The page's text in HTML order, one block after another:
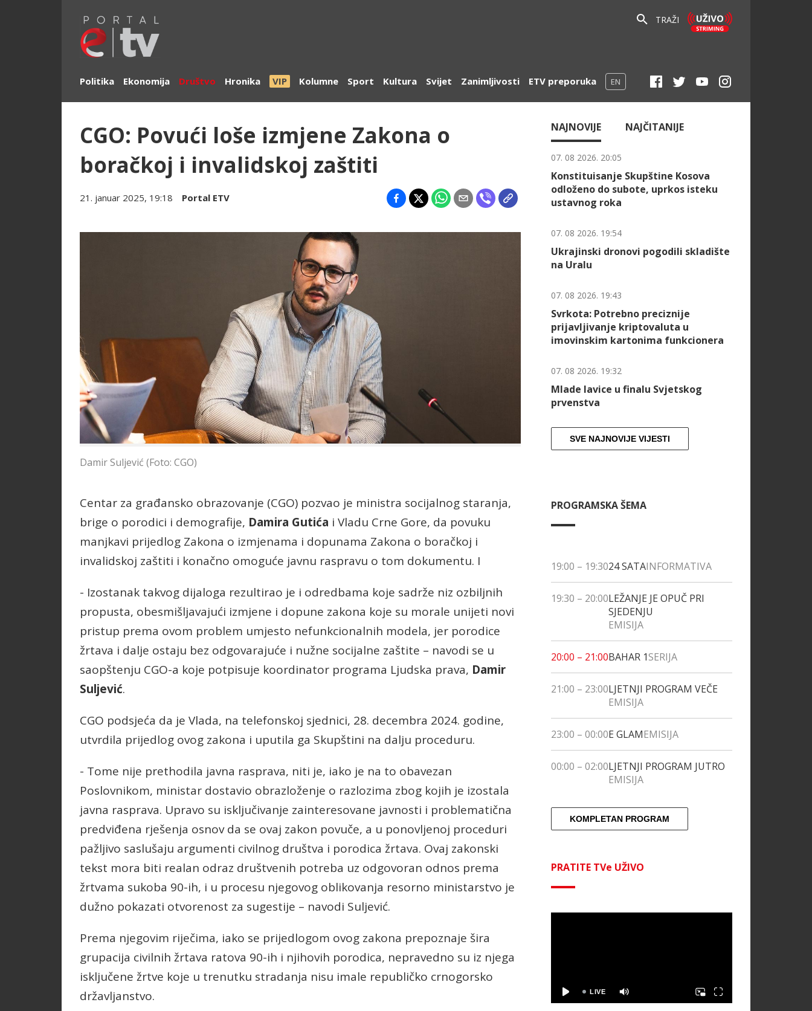
TRAŽI
Politika Ekonomija Društvo Hronika VIP Kolumne Sport Kultura Svijet Zanimljivosti ETV preporuka EN
CGO: Povući loše izmjene Zakona o
boračkoj i invalidskoj zaštiti
21. januar 2025, 19:18 Portal ETV
Damir Suljević (Foto: CGO)
Centar za građansko obrazovanje (CGO) pozvao je ministra socijalnog staranja,
brige o porodici i demografije, Damira Gutića i Vladu Crne Gore, da povuku
manjkavi prijedlog Zakona o izmjenama i dopunama Zakona o boračkoj i
invalidskoj zaštiti i konačno omoguće javnu raspravu o tom dokumentu. I
- Izostanak takvog dijaloga rezultirao je i odredbama koje sadrže niz ozbiljnih
propusta, obesmišljavajući izmjene i dopune zakona koje su morale unijeti novi
pristup prema ovom problem umjesto nefunkcionalnih modela, jer porodice
žrtava i dalje ostaju bez odgovarajuće i nužne socijalne zaštite – navodi se u
saopštenju CGO-a koje potpisuje koordinator programa Ljudska prava, Damir
Suljević.
CGO podsjeća da je Vlada, na telefonskoj sjednici, 28. decembra 2024. godine,
utvrdila prijedlog ovog zakona i uputila ga Skupštini na dalju proceduru.
- Tome nije prethodila javna rasprava, niti je, iako je na to obavezan
Poslovnikom, ministar dostavio obrazloženje o razlozima zbog kojih je izostala
javna rasprava. Upravo su isključivanje zainteresovane javnosti i problematična
predviđena rješenja osnov da se ovaj zakon povuče, a u ponovljenoj proceduri
pažljivo saslušaju argumenti civilnog društva i porodica žrtava. Ovaj zakonski
tekst mora biti realan odraz društvenih potreba uz odgovoran odnos prema
žrtvama sukoba 90-ih, i u procesu njegovog oblikovanja resorno ministarstvo je
dužno pokazati otvorenost za sugestije – navodi Suljević.
Prema njegovim riječima, iako se prijedlogom ovog zakona prepoznaje šira
grupacija civilnih žrtava ratova 90-ih i njihovih porodica, nepravedno su iz njega
isključene žrtve koje u trenutku stradanja nisu imale republičko crnogorsko
državljanstvo.
NAJNOVIJE NAJČITANIJE
07. 08 2026. 20:05
Konstituisanje Skupštine Kosova
odloženo do subote, uprkos isteku
ustavnog roka
07. 08 2026. 19:54
Ukrajinski dronovi pogodili skladište
na Uralu
07. 08 2026. 19:43
Svrkota: Potrebno preciznije
prijavljivanje kriptovaluta u
imovinskim kartonima funkcionera
07. 08 2026. 19:32
Mlade lavice u finalu Svjetskog
prvenstva
SVE NAJNOVIJE VIJESTI
PROGRAMSKA ŠEMA
19:00 – 19:3024 SATAINFORMATIVA
19:30 – 20:00LEŽANJE JE OPUČ PRI
SJEDENJU
EMISIJA
20:00 – 21:00BAHAR 1SERIJA
21:00 – 23:00LJETNJI PROGRAM VEČE
EMISIJA
23:00 – 00:00E GLAMEMISIJA
00:00 – 02:00LJETNJI PROGRAM JUTRO
EMISIJA
KOMPLETAN PROGRAM
PRATITE TVe UŽIVO